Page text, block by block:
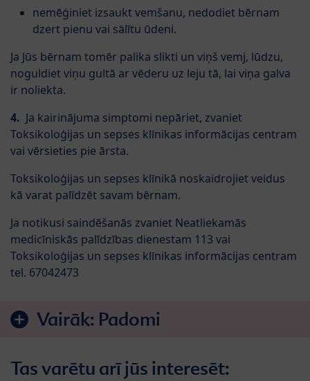
nemēģiniet izsaukt vemšanu, nedodiet bērnam
dzert pienu vai sālītu ūdeni.
Ja Jūs bērnam tomēr palika slikti un viņš vemj, lūdzu,
noguldiet viņu gultā ar vēderu uz leju tā, lai viņa galva
ir noliekta.
4. Ja kairinājuma simptomi nepāriet, zvaniet
Toksikoloģijas un sepses klīnikas informācijas centram
vai vērsieties pie ārsta.
Toksikoloģijas un sepses klīnikā noskaidrojiet veidus
kā varat palīdzēt savam bērnam.
Ja notikusi saindēšanās zvaniet Neatliekamās
medicīniskās palīdzības dienestam 113 vai
Toksikoloģijas un sepses klīnikas informācijas centram
tel. 67042473
Vairāk: Padomi
Tas varētu arī jūs interesēt: